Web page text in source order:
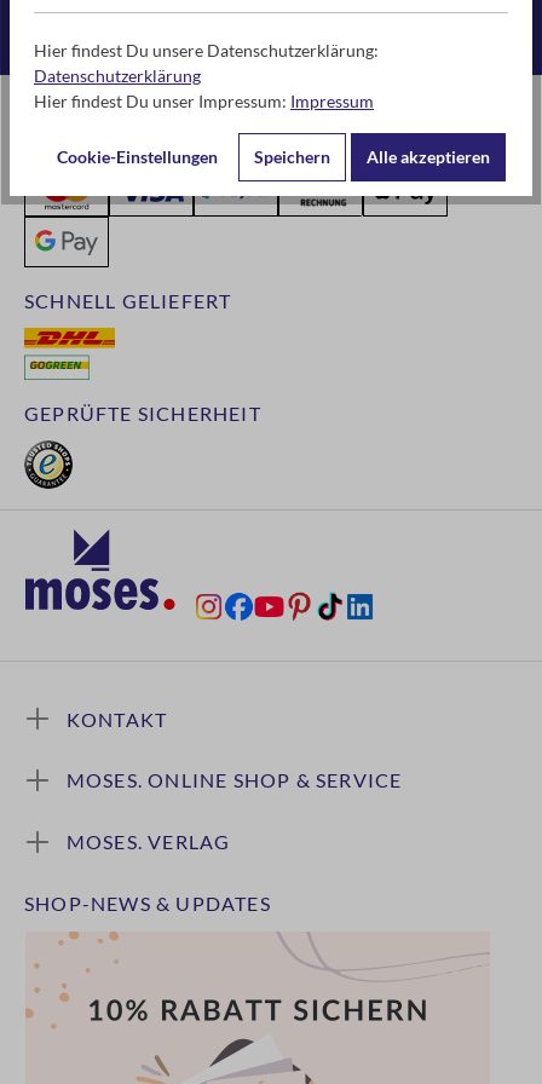
GEPRÜFTE SICHERHEIT
SCHNELL GELIEFERT
SICHER & BEQUEM ZAHLEN
KONTAKT
MOSES. ONLINE SHOP & SERVICE
MOSES. VERLAG
SHOP-NEWS & UPDATES
Hier findest Du unsere Datenschutzerklärung:
Datenschutzerklärung
Hier findest Du unser Impressum: Impressum
Cookie-Einstellungen Speichern Alle akzeptieren